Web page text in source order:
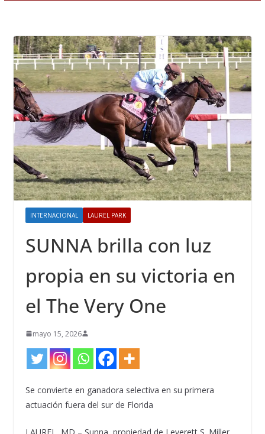
INTERNACIONAL LAUREL PARK
SUNNA brilla con luz
propia en su victoria en
el The Very One
mayo 15, 2026
Se convierte en ganadora selectiva en su primera
actuación fuera del sur de Florida
LAUREL, MD – Sunna, propiedad de Leverett S. Miller